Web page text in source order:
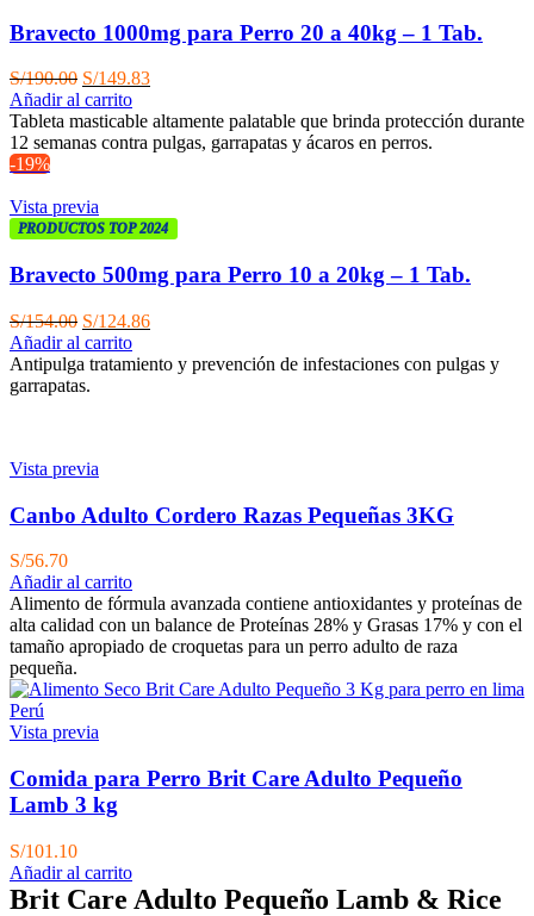
Bravecto 1000mg para Perro 20 a 40kg – 1 Tab.
S/190.00 El
precio
original
era:
S/149.83El
actual
es:
Añadir al carrito
Tableta masticable altamente palatable que brinda protección durante
12 semanas contra pulgas, garrapatas y ácaros en perros.
-19%
Vista previa
PRODUCTOS TOP 2024
Bravecto 500mg para Perro 10 a 20kg – 1 Tab.
S/154.00 El
precio
original
era:
S/124.86El
actual
Añadir al carrito
Antipulga tratamiento y prevención de infestaciones con pulgas y
garrapatas.
Vista previa
Canbo Adulto Cordero Razas Pequeñas 3KG
S/56.70
Añadir al carrito
Alimento de fórmula avanzada contiene antioxidantes y proteínas de
alta calidad con un balance de Proteínas 28% y Grasas 17% y con el
tamaño apropiado de croquetas para un perro adulto de raza
pequeña.
Vista previa
Comida para Perro Brit Care Adulto Pequeño
Lamb 3 kg
S/101.10
Añadir al carrito
Brit Care Adulto Pequeño Lamb & Rice